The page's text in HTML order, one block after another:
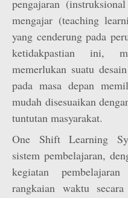
pengajaran
mengajar (teaching
yang cenderung pada
ketidakpastian ini,
memerlukan suatu
pada masa depan
mudah disesuaikan
tuntutan masyarakat.
One Shift Learning
sistem pembelajaran,
kegiatan
rangkaian waktu